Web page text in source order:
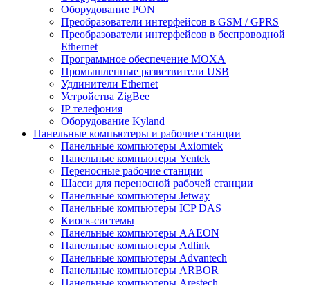
Оборудование PON
Преобразователи интерфейсов в GSM / GPRS
Преобразователи интерфейсов в беспроводной
Ethernet
Программное обеспечение MOXA
Промышленные разветвители USB
Удлинители Ethernet
Устройства ZigBee
IP телефония
Оборудование Kyland
Панельные компьютеры и рабочие станции
Панельные компьютеры Axiomtek
Панельные компьютеры Yentek
Переносные рабочие станции
Шасси для переносной рабочей станции
Панельные компьютеры Jetway
Панельные компьютеры ICP DAS
Киоск-системы
Панельные компьютеры AAEON
Панельные компьютеры Adlink
Панельные компьютеры Advantech
Панельные компьютеры ARBOR
Панельные компьютеры Arestech